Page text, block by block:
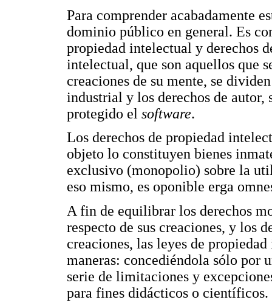
Para comprender acabadamente
dominio público en general. Es
propiedad intelectual y derechos
intelectual, que son aquellos que
creaciones de su mente, se
industrial y los derechos de autor,
protegido el software.
Los derechos de propiedad
objeto lo constituyen bienes
exclusivo (monopolio) sobre la
eso mismo, es oponible erga
A fin de equilibrar los derechos
respecto de sus creaciones, y los
creaciones, las leyes de
maneras: concediéndola sólo por
serie de limitaciones y
para fines didácticos o científicos.